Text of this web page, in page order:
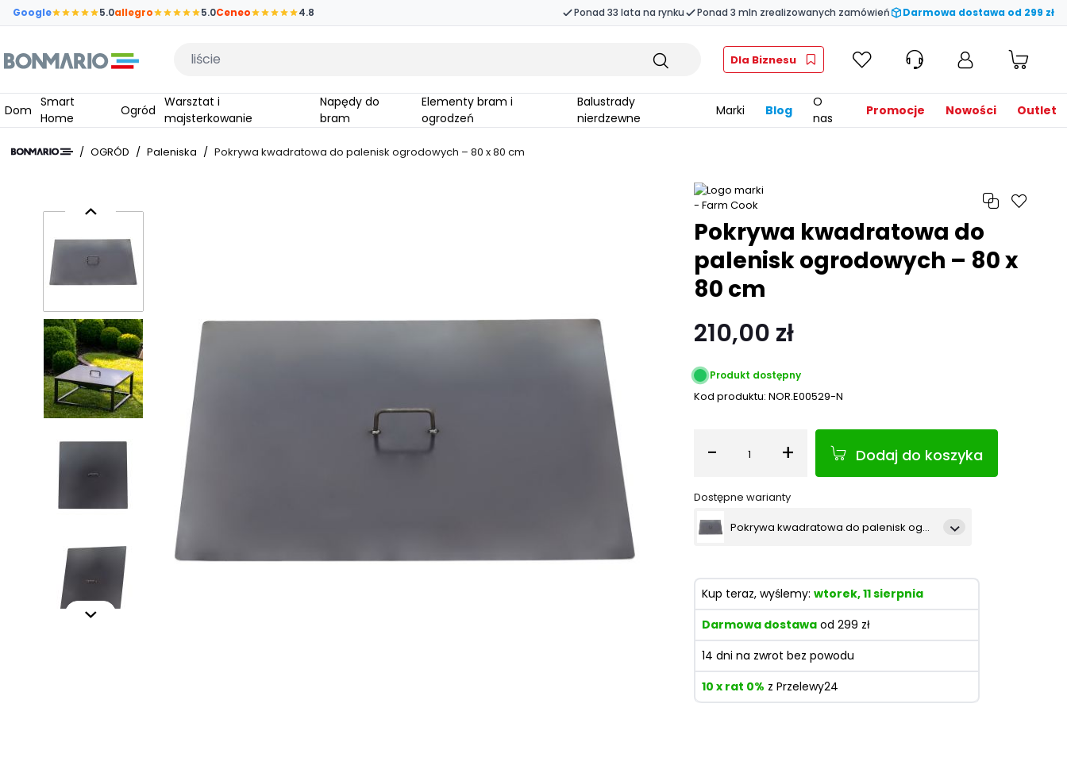
Przejdź do głównej zawartości strony
Google 5.0allegro 5.0Ceneo 4.8 Ponad 33 lata na rynku Ponad 3 mln zrealizowanych zamówień Darmowa dostawa od 299 zł
Wpisz czego szukasz Dla Biznesu
Dom
Smart
Home
Ogród
Warsztat i
majsterkowanie
Napędy do
bram
Elementy bram i
ogrodzeń
Balustrady
nierdzewne
Marki Blog
O
nas
Promocje Nowości Outlet
/ OGRÓD / Paleniska / Pokrywa kwadratowa do palenisk ogrodowych – 80 x 80 cm
Pokrywa kwadratowa do
palenisk ogrodowych – 80 x
80 cm
210,00 zł
Produkt dostępny
Kod produktu: NOR.E00529-N
- Ilość + Dodaj do koszyka
Dostępne warianty
Pokrywa kwadratowa do palenisk ogrodowych – 60 x 60 cm
Kup teraz, wyślemy: wtorek, 11 sierpnia
Darmowa dostawa od 299 zł
14 dni na zwrot bez powodu
10 x rat 0% z Przelewy24